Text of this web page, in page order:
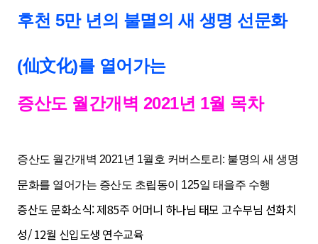
후천 5만 년의 불멸의 새 생명 선문화
(仙文化)를 열어가는
증산도 월간개벽 2021년 1월 목차
증산도 월간개벽 2021년 1월호 커버스토리: 불명의 새 생명
문화를 열어가는 증산도 초립동이 125일 태을주 수행
증산도 문화소식: 제85주 어머니 하나님 태모 고수부님 선화치
성/ 12월 신입도생 연수교육